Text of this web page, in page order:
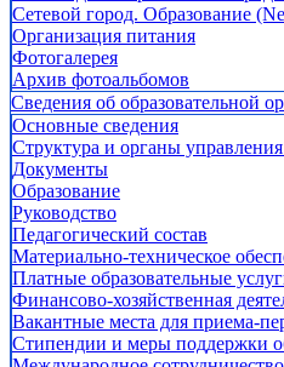
Сетевой город. Образование
Организация питания
Фотогалерея
Архив фотоальбомов
Сведения об образовательной
Основные сведения
Структура и органы
Документы
Образование
Руководство
Педагогический состав
Материально-техническое
Платные образовательные
Финансово-хозяйственная
Вакантные места для приема-
Стипендии и меры поддержки